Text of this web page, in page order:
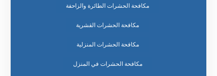
مكافحة الحشرات الطائرة والزاحفة
مكافحة الحشرات القشرية
مكافحة الحشرات المنزلية
مكافحة الحشرات في المنزل